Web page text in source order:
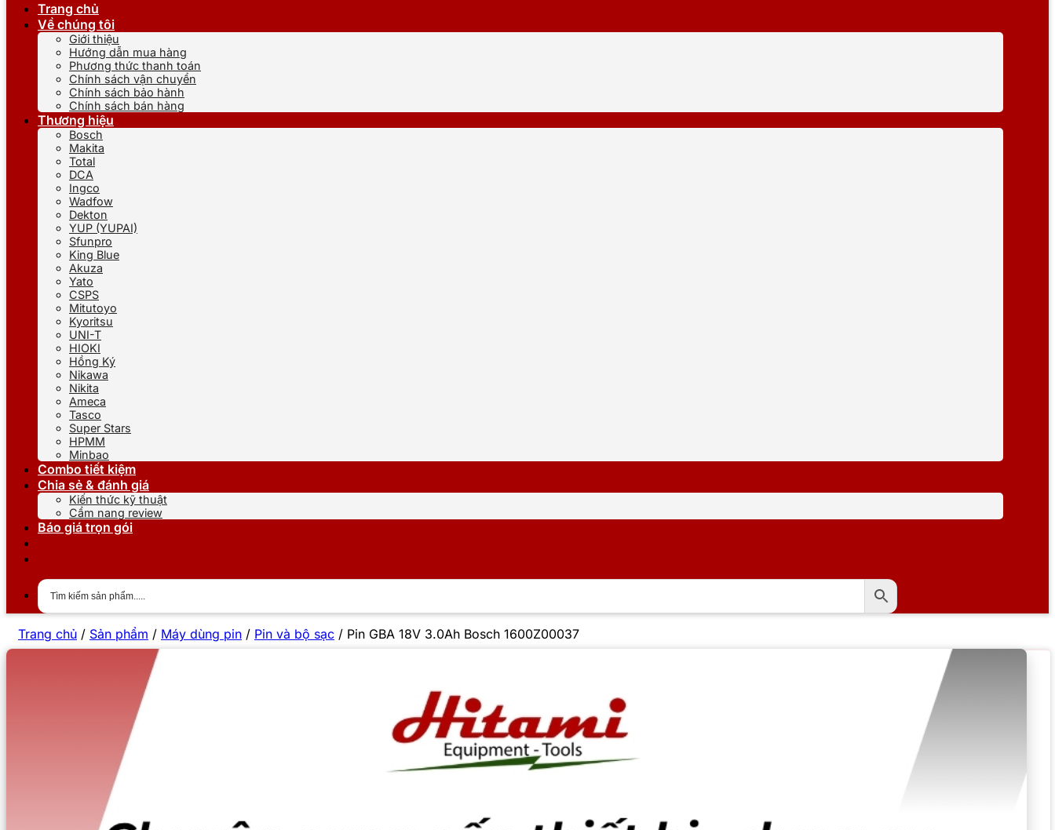
Trang chủ
Về chúng tôi
Giới thiệu
Hướng dẫn mua hàng
Phương thức thanh toán
Chính sách vận chuyển
Chính sách bảo hành
Chính sách bán hàng
Thương hiệu
Bosch
Makita
Total
DCA
Ingco
Wadfow
Dekton
YUP (YUPAI)
Sfunpro
King Blue
Akuza
Yato
CSPS
Mitutoyo
Kyoritsu
UNI-T
HIOKI
Hồng Ký
Nikawa
Nikita
Ameca
Tasco
Super Stars
HPMM
Minbao
Combo tiết kiệm
Chia sẻ & đánh giá
Kiến thức kỹ thuật
Cẩm nang review
Báo giá trọn gói
Trang chủ / Sản phẩm / Máy dùng pin / Pin và bộ sạc / Pin GBA 18V 3.0Ah Bosch 1600Z00037